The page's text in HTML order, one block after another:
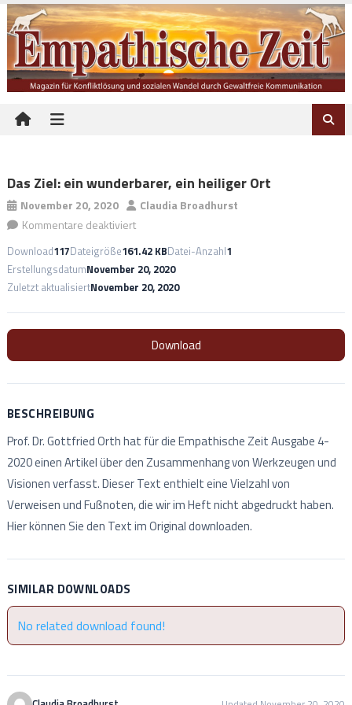
Skip to content
Das Ziel: ein wunderbarer, ein heiliger Ort
November 20, 2020
Claudia Broadhurst
Kommentare deaktiviertfür Das Ziel: ein wunderbarer, ein heiliger Ort
Download117Dateigröße161.42 KBDatei-Anzahl1
ErstellungsdatumNovember 20, 2020
Zuletzt aktualisiertNovember 20, 2020
Download
BESCHREIBUNG
Prof. Dr. Gottfried Orth hat für die Empathische Zeit Ausgabe 4-
2020 einen Artikel über den Zusammenhang von Werkzeugen und
Visionen verfasst. Dieser Text enthielt eine Vielzahl von
Verweisen und Fußnoten, die wir im Heft nicht abgedruckt haben.
Hier können Sie den Text im Original downloaden.
SIMILAR DOWNLOADS
No related download found!